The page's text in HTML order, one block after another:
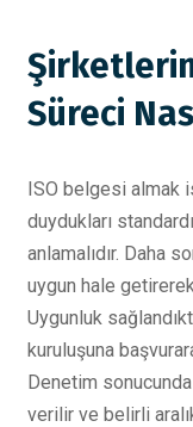
Süreci
ISO belgesi almak
duydukları
anlamalıdır. Daha
uygun hale
Uygunluk
kuruluşuna
Denetim
verilir ve belirli